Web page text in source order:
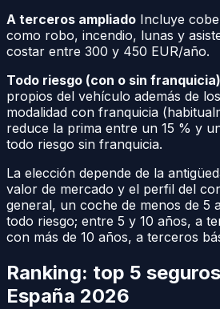
A terceros ampliado Incluye
como robo, incendio, lunas y
costar entre 300 y 450 EUR/año.
Todo riesgo (con o sin franquicia)
propios del vehículo además de
modalidad con franquicia
reduce la prima entre un 15 % y
todo riesgo sin franquicia.
La elección depende de la
valor de mercado y el perfil del
general, un coche de menos de 5
todo riesgo; entre 5 y 10 años, a
con más de 10 años, a terceros
Ranking: top 5
España 2026